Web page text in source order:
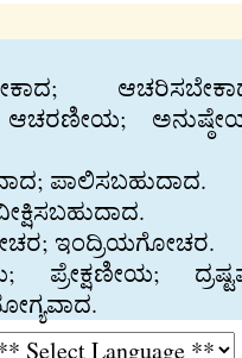
ಆಚರಣೀಯ;
ಪಾಲಿಸಬಹುದಾದ.
ಇಂದ್ರಿಯಗೋಚರ.
ಪ್ರೇಕ್ಷಣೀಯ;